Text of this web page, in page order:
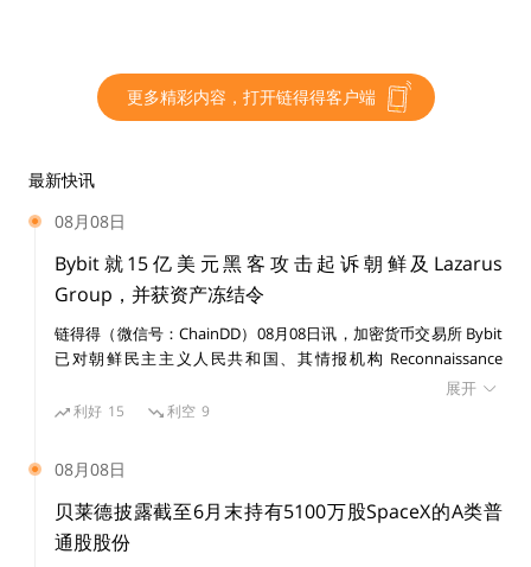
根据模拟结果，一台笔记本挖第258枚NFT需要1分钟，
第2048枚NFT平均需要1小时，而当编号上升到8192后，
从挖矿到交易
原子NFT的挖矿过程十分简单，仅需一台电脑、一个ERC
挖矿。进入官网PoWNFT，连接以太坊钱包，选择底部
的按钮「Start Mining」开始挖矿。一旦挖矿成功后，
成本是0.09ETH），即可获得NFT。有意思的是，在用
户未支付费用之前，完全不知道NFT的外观，挖矿结果
完全随机。挖矿成功后，在「My Collection」中可以
更多精彩内容，打开链得得客户端
最新快讯
08月08日
Bybit就15亿美元黑客攻击起诉朝鲜及Lazarus
Group，并获资产冻结令
链得得（微信号：ChainDD）08月08日讯，加密货币交易所 Bybit
已对朝鲜民主主义人民共和国、其情报机构 Reconnaissance
General Bureau（RGB）及受国家制裁的黑客组织 Lazarus Group
提起民事诉讼，涉及一宗价值 15 亿美元的黑客攻击事件。 美国联
识别资产。
展开
利好 15 利空 9
08月08日
贝莱德披露截至6月末持有5100万股SpaceX的A类普
通股股份